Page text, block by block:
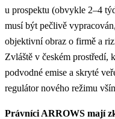
u prospektu (obvykle 2–4
musí být pečlivě
objektivní obraz o firmě a
Zvláště v českém prostředí,
podvodné emise a skryté
regulátor nového režimu
Právníci ARROWS mají